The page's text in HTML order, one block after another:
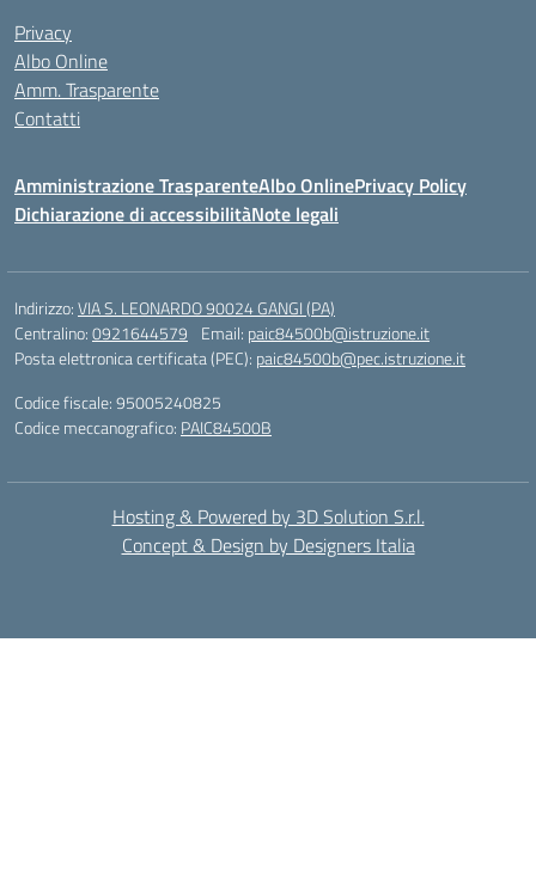
Privacy
Albo Online
Amm. Trasparente
Contatti
Amministrazione TrasparenteAlbo OnlinePrivacy Policy
Dichiarazione di accessibilitàNote legali
Indirizzo:VIA S. LEONARDO 90024 GANGI (PA)
Centralino:0921644579 Email: paic84500b@istruzione.it
Posta elettronica certificata (PEC): paic84500b@pec.istruzione.it
Codice fiscale: 95005240825
Codice meccanografico: PAIC84500B
Hosting & Powered by 3D Solution S.r.l.
Concept & Design by Designers Italia